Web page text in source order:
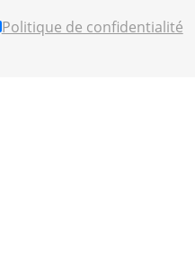
Politique de confidentialité